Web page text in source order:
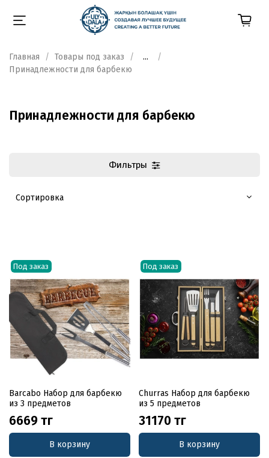
Главная Товары под заказ
...
Принадлежности для барбекю
Принадлежности для барбекю
Фильтры
Под заказ
Barcabo Набор для барбекю
из 3 предметов
6669 тг
В корзину
Под заказ
Churras Набор для барбекю
из 5 предметов
31170 тг
В корзину